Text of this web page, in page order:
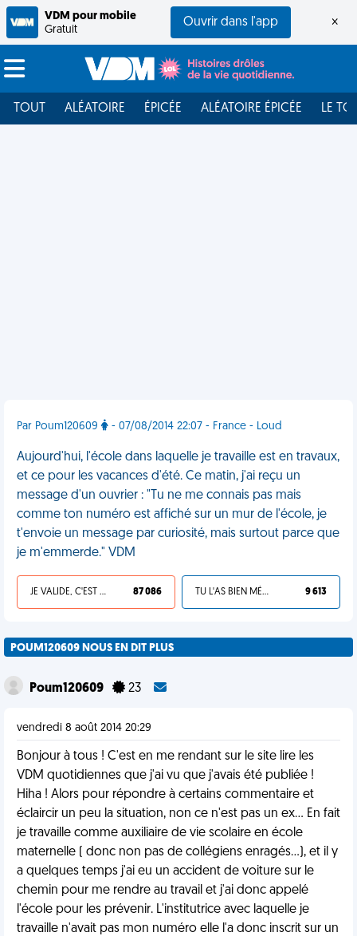
VDM pour mobile
Gratuit
Ouvrir dans l'app ×
TOUT ALÉATOIRE ÉPICÉE ALÉATOIRE ÉPICÉE LE
Par Poum120609 - 07/08/2014 22:07 - France - Loud
Aujourd'hui, l'école dans laquelle je travaille est en travaux,
et ce pour les vacances d'été. Ce matin, j'ai reçu un
message d'un ouvrier : "Tu ne me connais pas mais
comme ton numéro est affiché sur un mur de l'école, je
t'envoie un message par curiosité, mais surtout parce que
je m'emmerde." VDM
JE VALIDE, C'EST UNE VDM 87 086 TU L'AS BIEN MÉRITÉ 9 613
POUM120609 NOUS EN DIT PLUS
Poum120609 23
vendredi 8 août 2014 20:29
Bonjour à tous ! C'est en me rendant sur le site lire les
VDM quotidiennes que j'ai vu que j'avais été publiée !
Hiha ! Alors pour répondre à certains commentaire et
éclaircir un peu la situation, non ce n'est pas un ex... En fait
je travaille comme auxiliaire de vie scolaire en école
maternelle ( donc non pas de collégiens enragés...), et il y
a quelques temps j'ai eu un accident de voiture sur le
chemin pour me rendre au travail et j'ai donc appelé
l'école pour les prévenir. L'institutrice avec laquelle je
travaille n'avait pas mon numéro elle l'a donc inscrit sur un